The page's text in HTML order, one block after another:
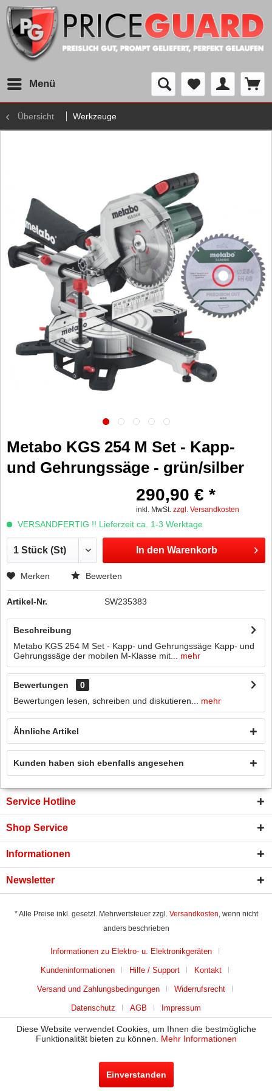
Menü
Übersicht Werkzeuge
Metabo KGS 254 M Set - Kapp-
und Gehrungssäge - grün/silber
290,90 € *
inkl. MwSt. zzgl. Versandkosten
VERSANDFERTIG !! Lieferzeit ca. 1-3 Werktage
In den Warenkorb
Merken Bewerten
Artikel-Nr. SW235383
Beschreibung
Metabo KGS 254 M Set - Kapp- und Gehrungssäge Kapp- und
Gehrungssäge der mobilen M-Klasse mit...
mehr
Bewertungen
0
Bewertungen lesen, schreiben und diskutieren...
mehr
Ähnliche Artikel
Kunden haben sich ebenfalls angesehen
Service Hotline
Shop Service
Informationen
Newsletter
* Alle Preise inkl. gesetzl. Mehrwertsteuer zzgl. Versandkosten, wenn nicht
anders beschrieben
Informationen zu Elektro- u. Elektronikgeräten
Kundeninformationen Hilfe / Support Kontakt
Versand und Zahlungsbedingungen Widerrufsrecht
Datenschutz AGB Impressum
Diese Website verwendet Cookies, um Ihnen die bestmögliche
Funktionalität bieten zu können. Mehr Informationen
Einverstanden